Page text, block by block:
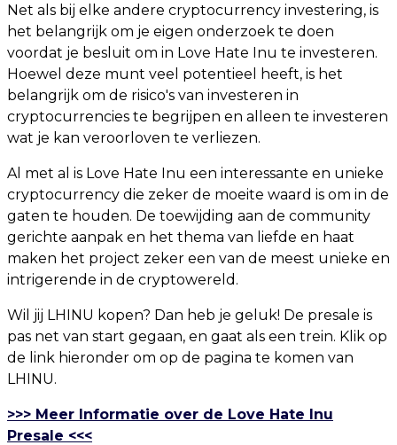
Net als bij elke andere cryptocurrency investering, is
het belangrijk om je eigen onderzoek te doen
voordat je besluit om in Love Hate Inu te investeren.
Hoewel deze munt veel potentieel heeft, is het
belangrijk om de risico's van investeren in
cryptocurrencies te begrijpen en alleen te investeren
wat je kan veroorloven te verliezen.
Al met al is Love Hate Inu een interessante en unieke
cryptocurrency die zeker de moeite waard is om in de
gaten te houden. De toewijding aan de community
gerichte aanpak en het thema van liefde en haat
maken het project zeker een van de meest unieke en
intrigerende in de cryptowereld.
Wil jij LHINU kopen? Dan heb je geluk! De presale is
pas net van start gegaan, en gaat als een trein. Klik op
de link hieronder om op de pagina te komen van
LHINU.
>>> Meer Informatie over de Love Hate Inu
Presale <<<